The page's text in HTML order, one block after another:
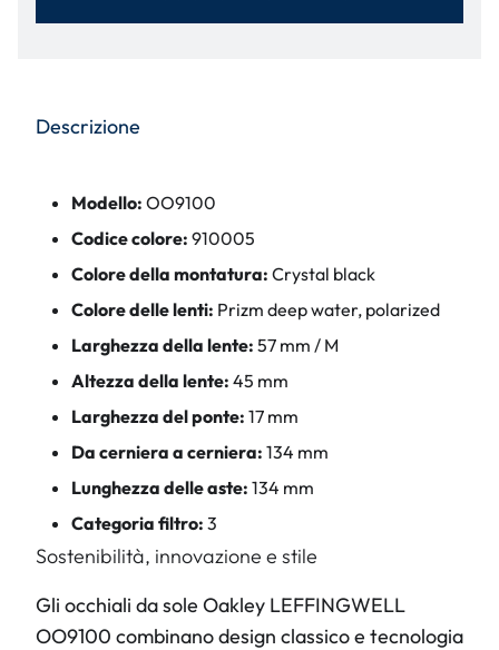
Descrizione
Modello: OO9100
Codice colore: 910005
Colore della montatura: Crystal black
Colore delle lenti: Prizm deep water, polarized
Larghezza della lente: 57 mm / M
Altezza della lente: 45 mm
Larghezza del ponte: 17 mm
Da cerniera a cerniera: 134 mm
Lunghezza delle aste: 134 mm
Categoria filtro: 3
Sostenibilità, innovazione e stile
Gli occhiali da sole Oakley LEFFINGWELL
OO9100 combinano design classico e tecnologia